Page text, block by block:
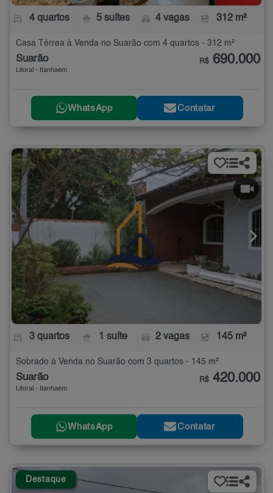
4 quartos 5 suítes 4 vagas 312 m²
Casa Térrea à Venda no Suarão com 4 quartos - 312 m²
Suarão
Litoral - Itanhaém
R$ 690.000
WhatsApp Contatar
3 quartos 1 suíte 2 vagas 145 m²
Sobrado à Venda no Suarão com 3 quartos - 145 m²
Suarão
Litoral - Itanhaém
R$ 420.000
WhatsApp Contatar
Destaque